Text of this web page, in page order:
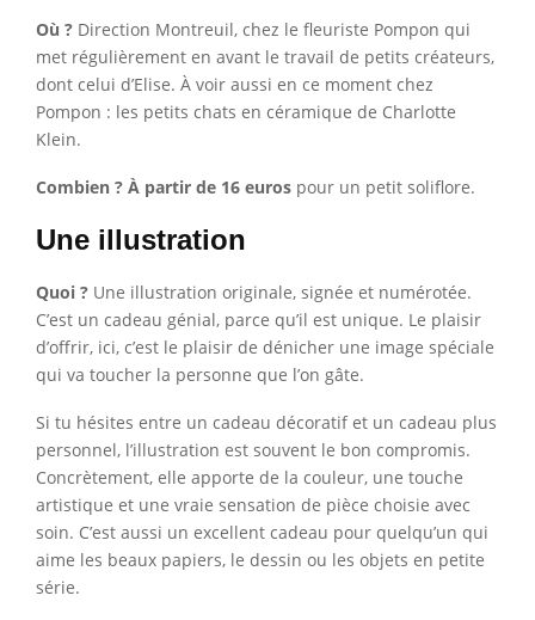
Où ? Direction Montreuil, chez le fleuriste Pompon qui
met régulièrement en avant le travail de petits créateurs,
dont celui d’Elise. À voir aussi en ce moment chez
Pompon : les petits chats en céramique de Charlotte
Klein.
Combien ? À partir de 16 euros pour un petit soliflore.
Une illustration
Quoi ? Une illustration originale, signée et numérotée.
C’est un cadeau génial, parce qu’il est unique. Le plaisir
d’offrir, ici, c’est le plaisir de dénicher une image spéciale
qui va toucher la personne que l’on gâte.
Si tu hésites entre un cadeau décoratif et un cadeau plus
personnel, l’illustration est souvent le bon compromis.
Concrètement, elle apporte de la couleur, une touche
artistique et une vraie sensation de pièce choisie avec
soin. C’est aussi un excellent cadeau pour quelqu’un qui
aime les beaux papiers, le dessin ou les objets en petite
série.